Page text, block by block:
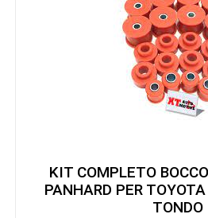
KIT COMPLETO
PANHARD PER
TONDO